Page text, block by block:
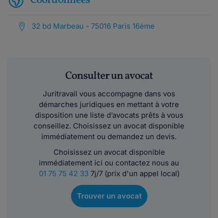
32 bd Marbeau - 75016 Paris 16ème
Consulter un avocat
Juritravail vous accompagne dans vos
démarches juridiques en mettant à votre
disposition une liste d’avocats prêts à vous
conseillez. Choisissez un avocat disponible
immédiatement ou demandez un devis.
Choisissez un avocat disponible
immédiatement ici ou contactez nous au
01 75 75 42 337j/7 (prix d'un appel local)
Trouver un avocat